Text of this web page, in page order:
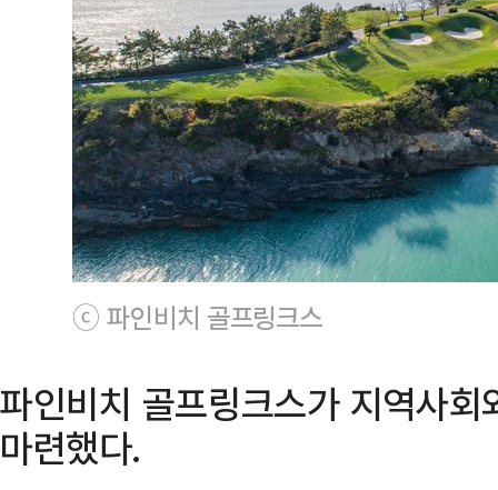
ⓒ 파인비치 골프링크스
파인비치 골프링크스가 지역사
마련했다.